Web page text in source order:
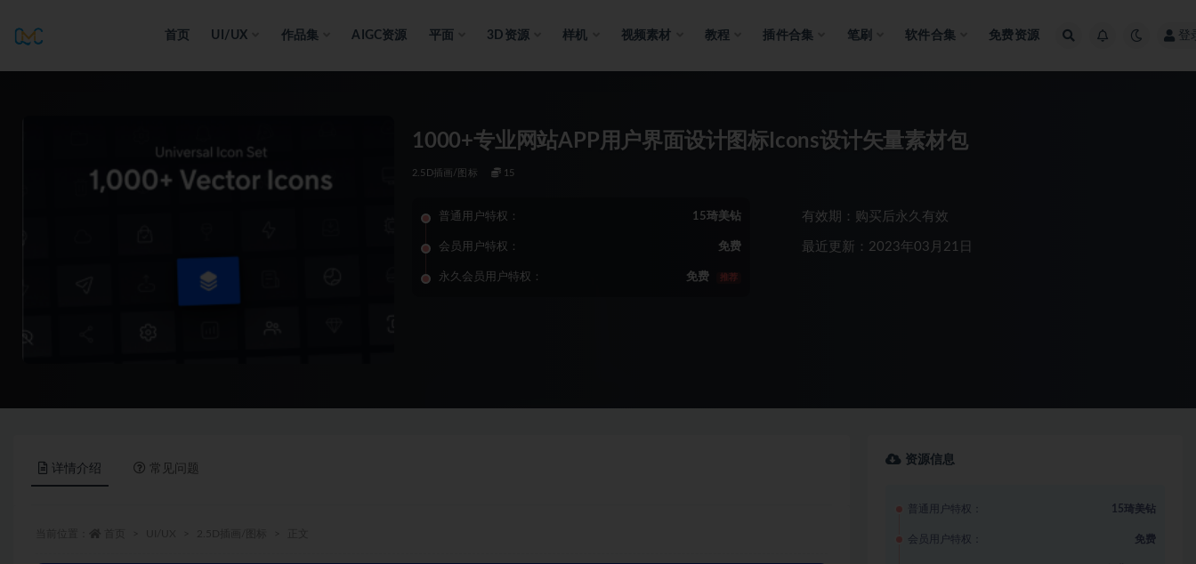
首页 UI/UX 作品集 AIGC资源 平面 3D资源 样机 视频素材 教程 插件合集 笔刷 软件合集 免费资源 登
1000+专业网站APP用户界面设计图标Icons设计矢量素材包
2.5D插画/图标 15
普通用户特权： 15琦美钻
会员用户特权： 免费
永久会员用户特权： 免费 推荐
有效期：购买后永久有效
最近更新：2023年03月21日
详情介绍 常见问题
资源信息
普通用户特权： 15琦美钻
会员用户特权： 免费